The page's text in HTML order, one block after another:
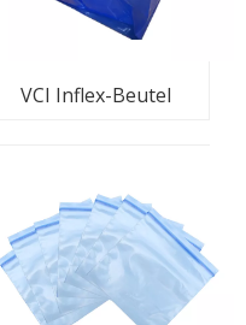
VCI Inflex-Beutel